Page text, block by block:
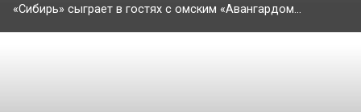
«Сибирь» сыграет в гостях с омским «Авангардом...